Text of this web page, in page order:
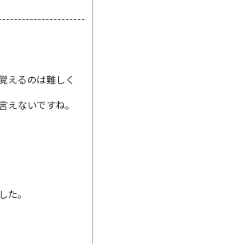
えるのは難しく
ないですね。
。